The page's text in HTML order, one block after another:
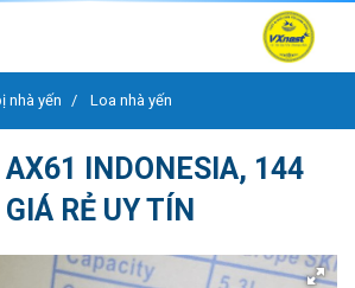
nhà yến Loa nhà yến
AX61 INDONESIA, 144
RẺ UY TÍN